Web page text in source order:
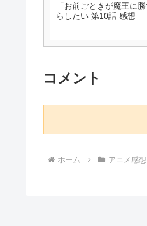
「お前ごときが魔王に
らしたい 第10話 感想
コメント
ホーム アニメ感